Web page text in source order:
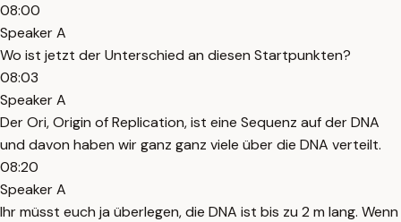
08:00
Speaker A
Wo ist jetzt der Unterschied an diesen Startpunkten?
08:03
Speaker A
Der Ori, Origin of Replication, ist eine Sequenz auf der DNA
und davon haben wir ganz ganz viele über die DNA verteilt.
08:20
Speaker A
Ihr müsst euch ja überlegen, die DNA ist bis zu 2 m lang. Wenn